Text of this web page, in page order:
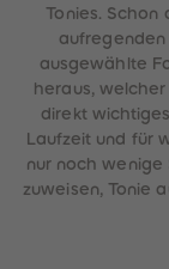
Tonies. Schon
aufregenden
ausgewählte
heraus,
direkt
Laufzeit und für
nur noch wenige
zuweisen, Tonie